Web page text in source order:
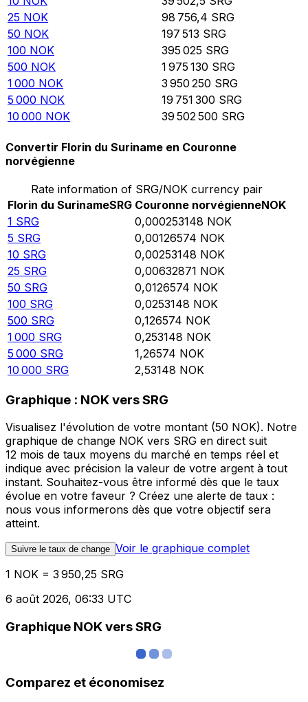
25 NOK 98 756,4 SRG
50 NOK 197 513 SRG
100 NOK 395 025 SRG
500 NOK 1 975 130 SRG
1 000 NOK 3 950 250 SRG
5 000 NOK 19 751 300 SRG
10 000 NOK 39 502 500 SRG
Convertir Florin du Suriname en Couronne
norvégienne
Rate information of SRG/NOK currency pair
Florin du SurinameSRG Couronne norvégienneNOK
1 SRG 0,000253148 NOK
5 SRG 0,00126574 NOK
10 SRG 0,00253148 NOK
25 SRG 0,00632871 NOK
50 SRG 0,0126574 NOK
100 SRG 0,0253148 NOK
500 SRG 0,126574 NOK
1 000 SRG 0,253148 NOK
5 000 SRG 1,26574 NOK
10 000 SRG 2,53148 NOK
Graphique : NOK vers SRG
Visualisez l'évolution de votre montant (50 NOK). Notre
graphique de change NOK vers SRG en direct suit
12 mois de taux moyens du marché en temps réel et
indique avec précision la valeur de votre argent à tout
instant. Souhaitez-vous être informé dès que le taux
évolue en votre faveur ? Créez une alerte de taux :
nous vous informerons dès que votre objectif sera
atteint.
Suivre le taux de change Voir le graphique complet
1 NOK = 3 950,25 SRG
6 août 2026, 06:33 UTC
Graphique NOK vers SRG
Comparez et économisez